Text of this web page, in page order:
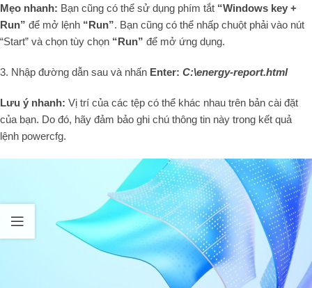
Mẹo nhanh: Bạn cũng có thể sử dụng phím tắt “Windows key +
Run” để mở lệnh “Run”. Bạn cũng có thể nhấp chuột phải vào nút
“Start” và chọn tùy chọn “Run” để mở ứng dụng.
3. Nhập đường dẫn sau và nhấn Enter: C:\energy-report.html
Lưu ý nhanh: Vị trí của các tệp có thể khác nhau trên bản cài đặt
của bạn. Do đó, hãy đảm bảo ghi chú thông tin này trong kết quả
lệnh powercfg.